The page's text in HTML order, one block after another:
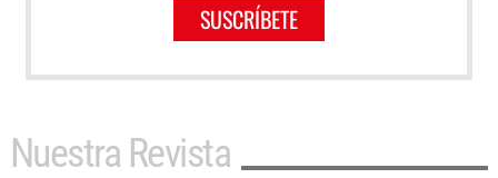
SUSCRÍBETE
Nuestra Revista